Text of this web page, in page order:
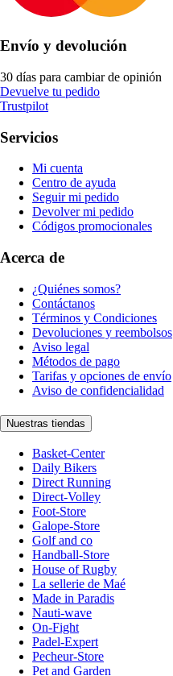
Envío y devolución
30 días para cambiar de opinión
Devuelve tu pedido
Trustpilot
Servicios
Mi cuenta
Centro de ayuda
Seguir mi pedido
Devolver mi pedido
Códigos promocionales
Acerca de
¿Quiénes somos?
Contáctanos
Términos y Condiciones
Devoluciones y reembolsos
Aviso legal
Métodos de pago
Tarifas y opciones de envío
Aviso de confidencialidad
Nuestras tiendas
Basket-Center
Daily Bikers
Direct Running
Direct-Volley
Foot-Store
Galope-Store
Golf and co
Handball-Store
House of Rugby
La sellerie de Maé
Made in Paradis
Nauti-wave
On-Fight
Padel-Expert
Pecheur-Store
Pet and Garden